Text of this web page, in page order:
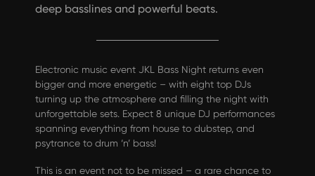
deep basslines and powerful beats.
Electronic music event JKL Bass Night returns even
bigger and more energetic – with eight top DJs
turning up the atmosphere and filling the night with
unforgettable sets. Expect 8 unique DJ performances
spanning everything from house to dubstep, and
psytrance to drum ‘n’ bass!
This is an event not to be missed – a rare chance to